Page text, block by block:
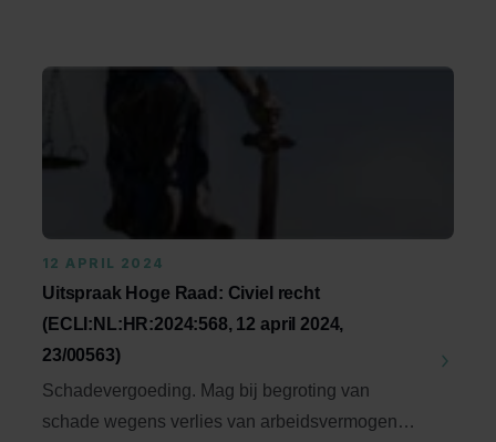
12 APRIL 2024
Uitspraak Hoge Raad: Civiel recht
(ECLI:NL:HR:2024:568, 12 april 2024,
23/00563)
Schadevergoeding. Mag bij begroting van
schade wegens verlies van arbeidsvermogen